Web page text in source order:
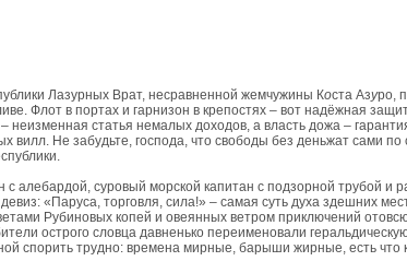
Лазурных Врат, несравненной жемчужины Коста Азуро,
Флот в портах и гарнизон в крепостях – вот надёжная
неизменная статья немалых доходов, а власть дожа –
Не забудьте, господа, что свободы без деньжат сами
алебардой, суровый морской капитан с подзорной трубой и
«Паруса, торговля, сила!» – самая суть духа здешних
Рубиновых копей и овеянных ветром приключений
острого словца давненько переименовали
спорить трудно: времена мирные, барыши жирные, есть что